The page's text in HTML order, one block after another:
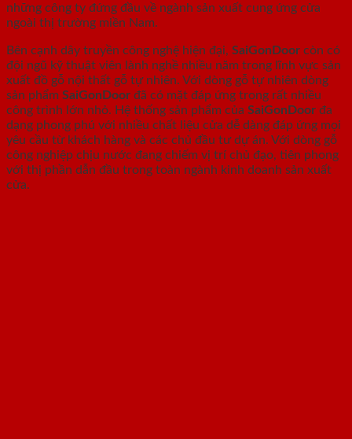
những công ty đứng đầu về ngành sản xuất cung ứng cửa
ngoài thị trường miền Nam.
Bên cạnh dây truyền công nghệ hiện đại, SaiGonDoor còn có
đội ngũ kỹ thuật viên lành nghề nhiều năm trong lĩnh vực sản
xuất đồ gỗ nội thất gỗ tự nhiên. Với dòng gỗ tự nhiên dòng
sản phẩm SaiGonDoor đã có mặt đáp ứng trong rất nhiều
công trình lớn nhỏ. Hệ thống sản phẩm của SaiGonDoor đa
dạng phong phú với nhiều chất liệu cửa dễ dàng đáp ứng mọi
yêu cầu từ khách hàng và các chủ đầu tư dự án. Với dòng gỗ
công nghiệp chịu nước đang chiếm vị trí chủ đạo, tiên phong
với thị phần dẫn đầu trong toàn ngành kinh doanh sản xuất
cửa.